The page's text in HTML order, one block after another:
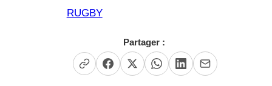
RUGBY
Partager :